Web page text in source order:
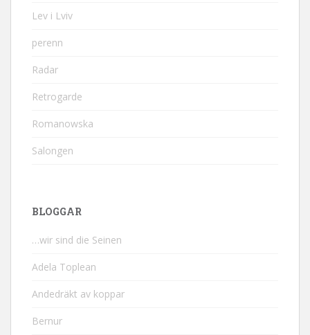
Lev i Lviv
perenn
Radar
Retrogarde
Romanowska
Salongen
BLOGGAR
…wir sind die Seinen
Adela Toplean
Andedräkt av koppar
Bernur